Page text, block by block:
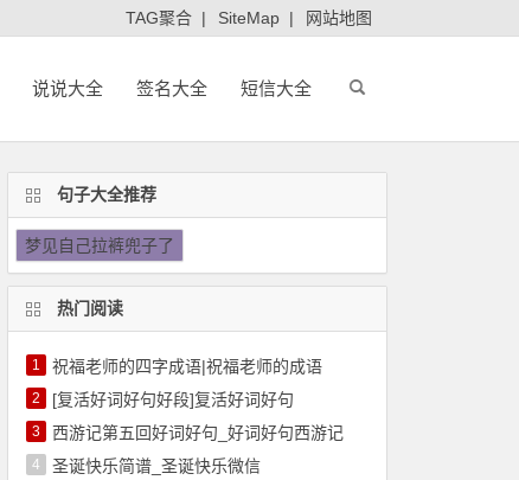
TAG聚合 | SiteMap | 网站地图
说说大全 签名大全 短信大全
句子大全推荐
梦见自己拉裤兜子了
热门阅读
1 祝福老师的四字成语|祝福老师的成语
2 [复活好词好句好段]复活好词好句
3 西游记第五回好词好句_好词好句西游记
4 圣诞快乐简谱_圣诞快乐微信